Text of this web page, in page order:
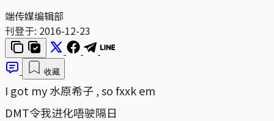
端传媒编辑部
刊登于: 2016-12-23
收藏
I got my 水原希子 , so fxxk em
DMT令我进化唔驶隔日